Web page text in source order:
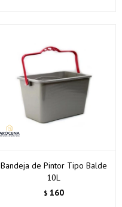
Bandeja de Pintor Tipo Balde
10L
$ 160